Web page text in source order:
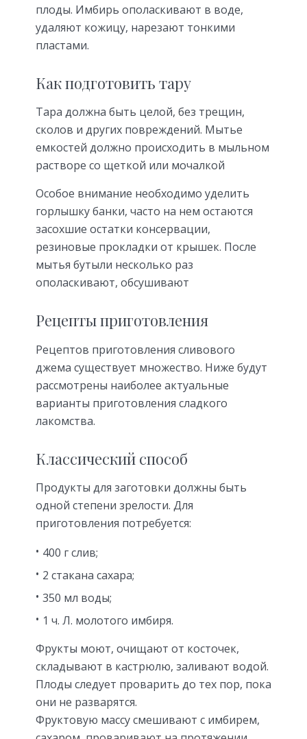
плоды. Имбирь ополаскивают в воде,
удаляют кожицу, нарезают тонкими
пластами.
Как подготовить тару
Тара должна быть целой, без трещин,
сколов и других повреждений. Мытье
емкостей должно происходить в мыльном
растворе со щеткой или мочалкой
Особое внимание необходимо уделить
горлышку банки, часто на нем остаются
засохшие остатки консервации,
резиновые прокладки от крышек. После
мытья бутыли несколько раз
ополаскивают, обсушивают
Рецепты приготовления
Рецептов приготовления сливового
джема существует множество. Ниже будут
рассмотрены наиболее актуальные
варианты приготовления сладкого
лакомства.
Классический способ
Продукты для заготовки должны быть
одной степени зрелости. Для
приготовления потребуется:
400 г слив;
2 стакана сахара;
350 мл воды;
1 ч. Л. молотого имбиря.
Фрукты моют, очищают от косточек,
складывают в кастрюлю, заливают водой.
Плоды следует проварить до тех пор, пока
они не разварятся.
Фруктовую массу смешивают с имбирем,